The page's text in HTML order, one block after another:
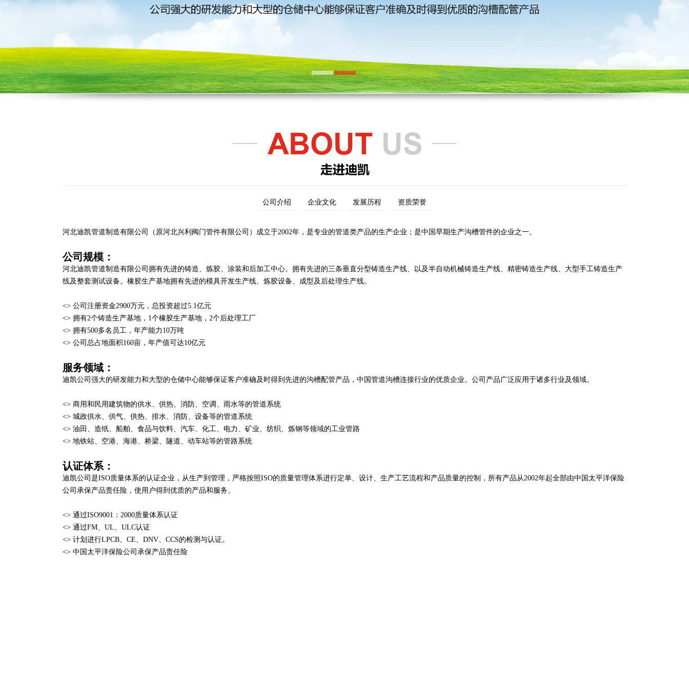
公司介绍 企业文化 发展历程 资质荣誉
河北迪凯管道制造有限公司（原河北兴利阀门管件有限公司）成立于2002年，是专业的管道类产品的生产企业；是中国早期生产沟槽管件的企业之一。
公司规模：
河北迪凯管道制造有限公司拥有先进的铸造、炼胶、涂装和后加工中心。拥有先进的三条垂直分型铸造生产线、以及半自动机械铸造生产线、精密铸造生产线、大型手工铸造生产
线及整套测试设备。橡胶生产基地拥有先进的模具开发生产线、炼胶设备、成型及后处理生产线。
<> 公司注册资金2900万元，总投资超过5.1亿元
<> 拥有2个铸造生产基地，1个橡胶生产基地，2个后处理工厂
<> 拥有500多名员工，年产能力10万吨
<> 公司总占地面积160亩，年产值可达10亿元
服务领域：
迪凯公司强大的研发能力和大型的仓储中心能够保证客户准确及时得到先进的沟槽配管产品，中国管道沟槽连接行业的优质企业。公司产品广泛应用于诸多行业及领域。
<> 商用和民用建筑物的供水、供热、消防、空调、雨水等的管道系统
<> 城政供水、供气、供热、排水、消防、设备等的管道系统
<> 油田、造纸、船舶、食品与饮料、汽车、化工、电力、矿业、纺织、炼钢等领域的工业管路
<> 地铁站、空港、海港、桥梁、隧道、动车站等的管路系统
认证体系：
迪凯公司是ISO质量体系的认证企业，从生产到管理，严格按照ISO的质量管理体系进行定单、设计、生产工艺流程和产品质量的控制，所有产品从2002年起全部由中国太平洋保险
公司承保产品责任险，使用户得到优质的产品和服务。
<> 通过ISO9001：2000质量体系认证
<> 通过FM、UL、ULC认证
<> 计划进行LPCB、CE、DNV、CCS的检测与认证。
<> 中国太平洋保险公司承保产品责任险